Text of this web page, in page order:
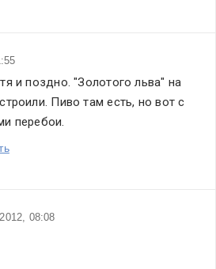
и поздно. "Золотого льва" на
Пиво там есть, но вот с
перебои.
08:08